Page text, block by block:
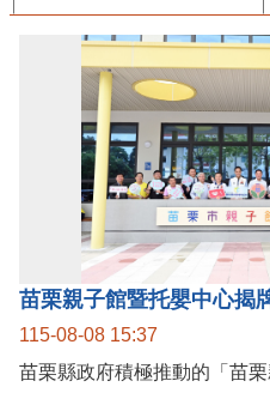
115-08-08 15:37
苗栗縣政府積極推動的「苗